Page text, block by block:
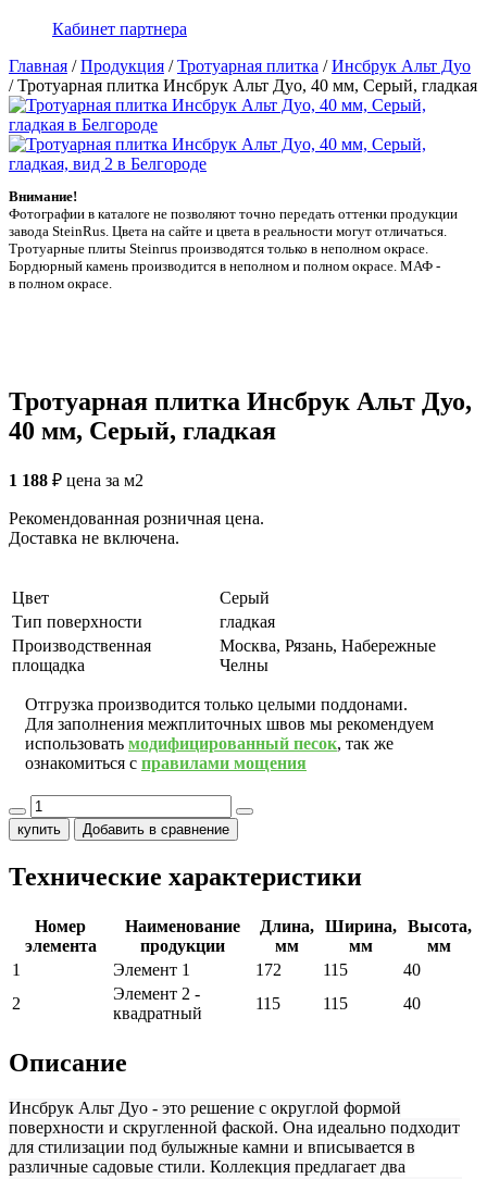
Кабинет партнера
Главная /Продукция /Тротуарная плитка /Инсбрук Альт Дуо
/Тротуарная плитка Инсбрук Альт Дуо, 40 мм, Серый, гладкая
Внимание!
Фотографии в каталоге не позволяют точно передать оттенки продукции
заводa SteinRus. Цвета на сайте и цвета в реальности могут отличаться.
Тротуарные плиты Steinrus производятся только в неполном окрасе.
Бордюрный камень производится в неполном и полном окрасе. МАФ -
в полном окрасе.
Тротуарная плитка Инсбрук Альт Дуо,
40 мм, Серый, гладкая
1 188 ₽ цена за м2
Рекомендованная розничная цена.
Доставка не включена.
Цвет
Серый
Тип поверхности
гладкая
Производственная
площадка
Москва, Рязань, Набережные
Челны
Отгрузка производится только целыми поддонами.
Для заполнения межплиточных швов мы рекомендуем
использовать модифицированный песок, так же
ознакомиться с правилами мощения
купить Добавить в сравнение
Технические характеристики
Номер
элемента
Наименование
продукции
Длина,
мм
Ширина,
мм
Высота,
мм
1
Элемент 1 172 115
40
2
Элемент 2 -
квадратный
115 115 40
Описание
Инсбрук Альт Дуо - это решение с округлой формой
поверхности и скругленной фаской. Она идеально подходит
для стилизации под булыжные камни и вписывается в
различные садовые стили. Коллекция предлагает два